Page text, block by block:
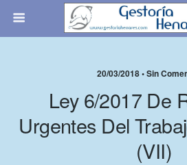
20/03/2018 • Sin
Ley 6/2017 De
Urgentes Del
(VII)